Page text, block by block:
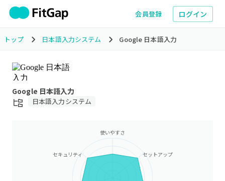
会員登録 ログイン
トップ 日本語入力システム Google 日本語入力
Google 日本語入力
日本語入力システム
使いやすさ
セットアップ
セキュリティ